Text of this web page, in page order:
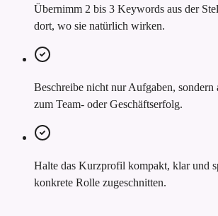
Übernimm 2 bis 3 Keywords aus der
dort, wo sie natürlich wirken.
Beschreibe nicht nur Aufgaben, sondern
zum Team- oder Geschäftserfolg.
Halte das Kurzprofil kompakt, klar und
konkrete Rolle zugeschnitten.